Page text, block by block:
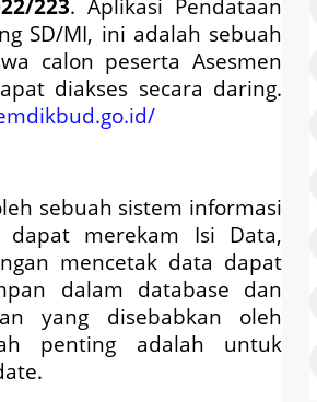
223. Aplikasi Pendataan
SD/MI, ini adalah sebuah
calon peserta Asesmen
diakses secara daring.
sebuah sistem informasi
merekam Isi Data,
mencetak data dapat
dalam database dan
yang disebabkan oleh
penting adalah untuk